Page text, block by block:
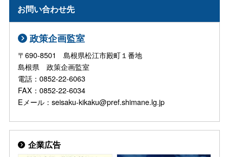
お問い合わせ先
政策企画監室
〒690-8501 島根県松江市殿町１番地
島根県 政策企画監室
電話：0852-22-6063
FAX：0852-22-6034
Eメール：seisaku-kikaku@pref.shimane.lg.jp
企業広告